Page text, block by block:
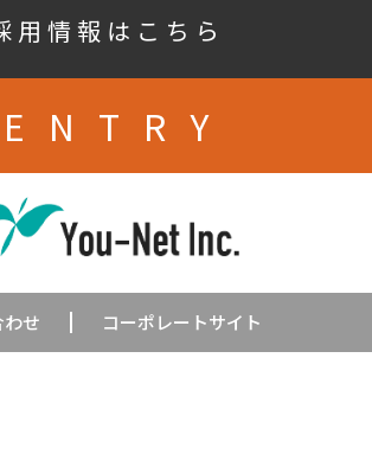
用情報はこちら
ENTRY
せ コーポレートサイト